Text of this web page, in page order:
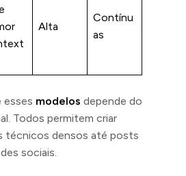
Alta
Contínu
as
esses modelos depende do
Todos permitem criar
técnicos densos até posts
sociais.